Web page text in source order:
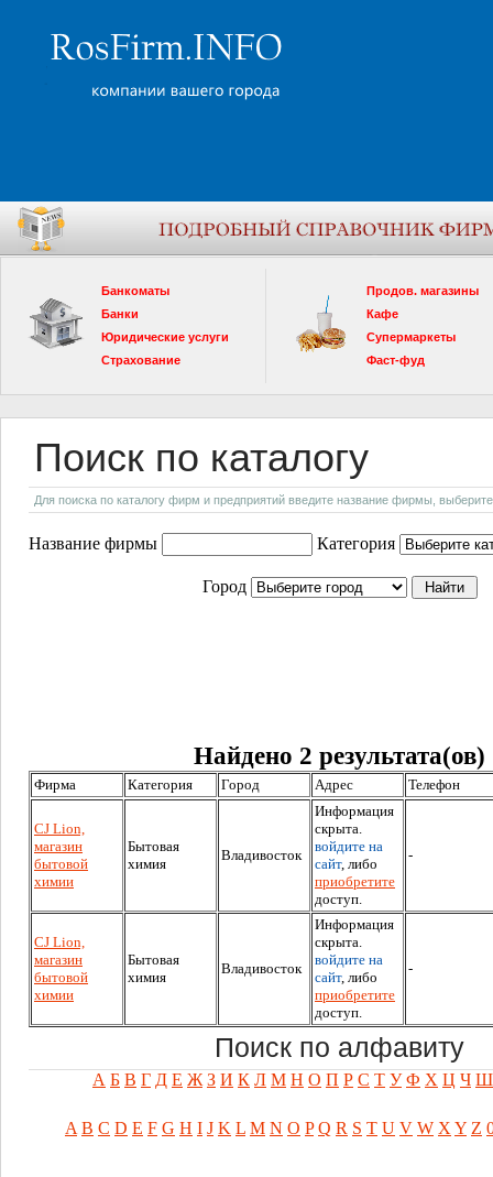
Банкоматы
Банки
Юридические услуги
Страхование
Продов. магазины
Кафе
Супермаркеты
Фаст-фуд
Поиск по каталогу
Для поиска по каталогу фирм и предприятий введите название фирмы, выберите
Название фирмы Категория
Город
Найдено 2 результата(ов)
Фирма Категория Город Адрес Телефон
CJ Lion,
магазин
бытовой
химии
Бытовая
химия
Владивосток
Информация
скрыта.
войдите на
сайт, либо
приобретите
доступ.
-
CJ Lion,
магазин
бытовой
химии
Бытовая
химия
Владивосток
Информация
скрыта.
войдите на
сайт, либо
приобретите
доступ.
-
Поиск по алфавиту
А Б В Г Д Е Ж З И К Л М Н О П Р С Т У Ф Х Ц Ч Ш
A B C D E F G H I J K L M N O P Q R S T U V W X Y Z